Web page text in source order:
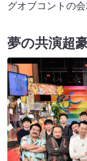
グオブコントの
夢の共演超